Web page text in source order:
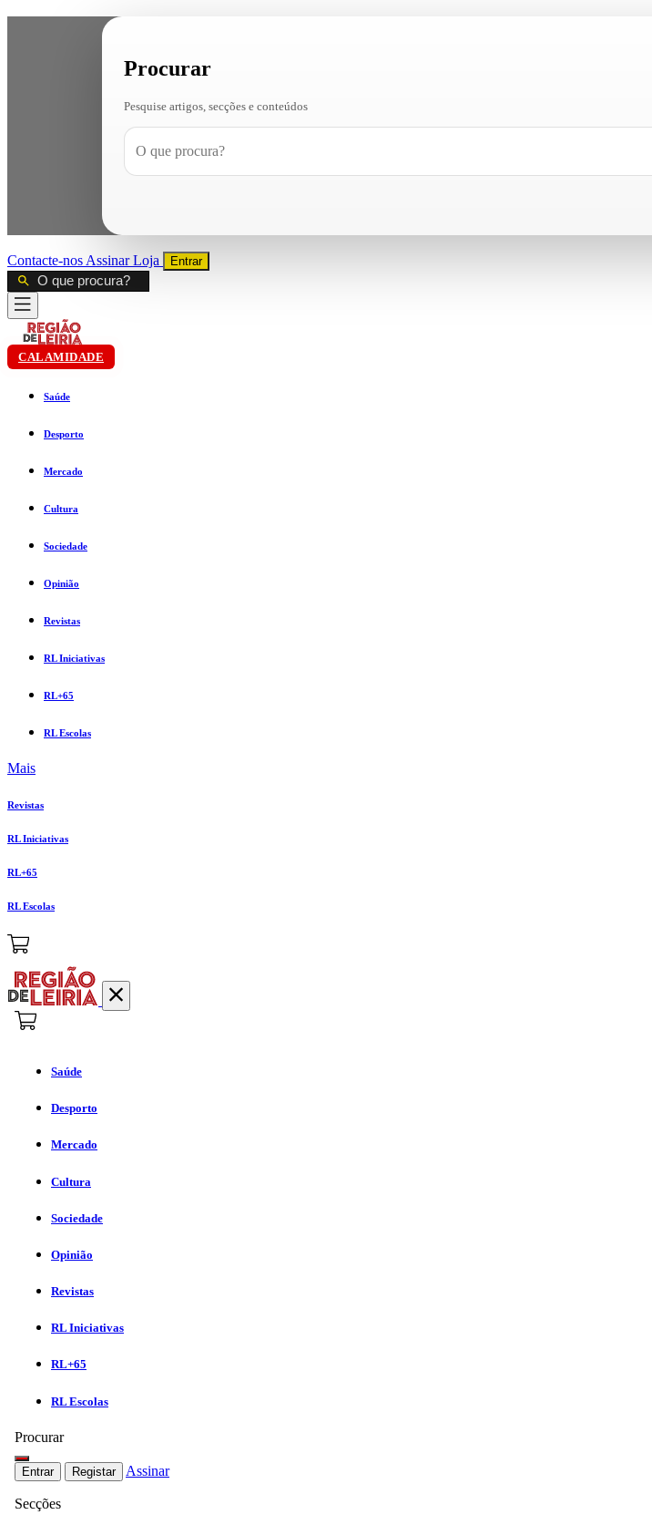
Procurar
Pesquise artigos, secções e conteúdos
Contacte-nos AssinarLoja Entrar
CALAMIDADE
Saúde
Desporto
Mercado
Cultura
Sociedade
Opinião
Revistas
RL Iniciativas
RL+65
RL Escolas
Mais
Revistas
RL Iniciativas
RL+65
RL Escolas
Saúde
Desporto
Mercado
Cultura
Sociedade
Opinião
Revistas
RL Iniciativas
RL+65
RL Escolas
Procurar
Entrar Registar Assinar
Secções